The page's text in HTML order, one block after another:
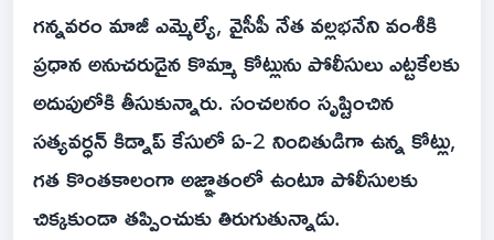
గన్నవరం మాజీ ఎమ్మెల్యే, వైసీపీ నేత వల్లభనేని వంశీకి
ప్రధాన అనుచరుడైన కొమ్మా కోట్లును పోలీసులు ఎట్టకేలకు
అదుపులోకి తీసుకున్నారు. సంచలనం సృష్టించిన
సత్యవర్ధన్ కిడ్నాప్ కేసులో ఏ-2 నిందితుడిగా ఉన్న కోట్లు,
గత కొంతకాలంగా అజ్ఞాతంలో ఉంటూ పోలీసులకు
చిక్కకుండా తప్పించుకు తిరుగుతున్నాడు.